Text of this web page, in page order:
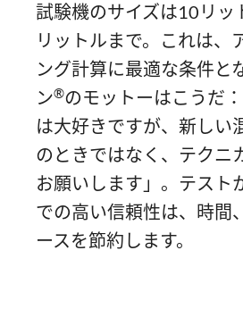
試験機のサイズは10リッ
リットルまで。これは、
ング計算に最適な条件と
ン®のモットーはこうだ
は大好きですが、新しい
のときではなく、テクニ
お願いします」。テスト
での高い信頼性は、時間
ースを節約します。